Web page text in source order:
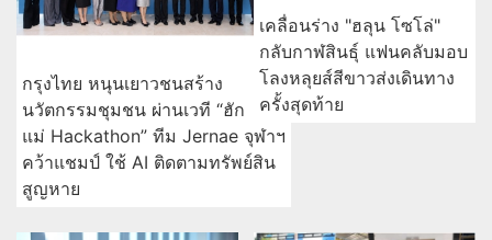
กรุงไทย หนุนเยาวชนสร้าง
นวัตกรรมชุมชน ผ่านเวที “ฮัก
แม่ Hackathon” ทีม Jernae จุฬาฯ
คว้าแชมป์ ใช้ AI ติดตามทรัพย์สิน
สูญหาย
เคลื่อนร่าง "ฮลุน โซโล่"
กลับกาฬสินธุ์ แฟนคลับมอบ
โลงหลุยส์สีขาวส่งเดินทาง
ครั้งสุดท้าย